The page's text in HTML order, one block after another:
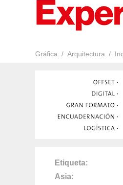
Gráfica Arquitectura
Etiqueta
Asia